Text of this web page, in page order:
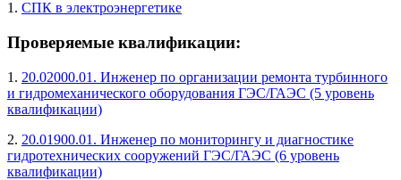
1. СПК в электроэнергетике
Проверяемые квалификации:
1. 20.02000.01. Инженер по организации ремонта турбинного
и гидромеханического оборудования ГЭС/ГАЭС (5 уровень
квалификации)
2. 20.01900.01. Инженер по мониторингу и диагностике
гидротехнических сооружений ГЭС/ГАЭС (6 уровень
квалификации)